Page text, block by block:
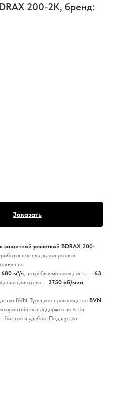
200-2K, бренд:
Заказать
защитной решеткой BDRAX 200-
для долгосрочной
680 м³/ч, потребляемая мощность — 63
двигателя — 2750 об/мин,
BVN. Турецкое производство BVN
гарантийная поддержка по всей
быстро и удобно. Поддержка